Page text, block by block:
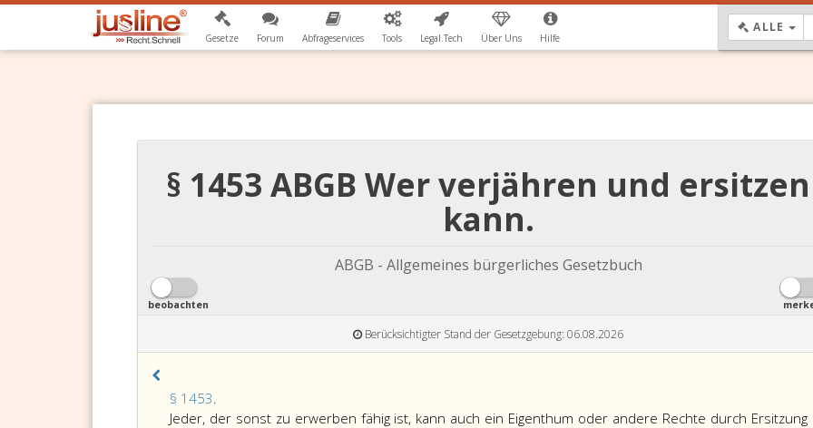
Gesetze Forum Abfrageservices Tools Legal.Tech Über Uns Hilfe
ALLE
§ 1453 ABGB Wer verjähren und ersitzen
kann.
ABGB - Allgemeines bürgerliches Gesetzbuch
beobachten
Berücksichtigter Stand der Gesetzgebung: 06.08.2026
§ 1453.
1453,
Jeder, der sonst zu erwerben fähig ist, kann auch ein Eigenthum oder andere Rechte durch Ersitzung